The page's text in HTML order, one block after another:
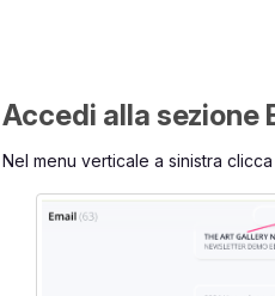
Accedi alla sezione
Nel menu verticale a sinistra